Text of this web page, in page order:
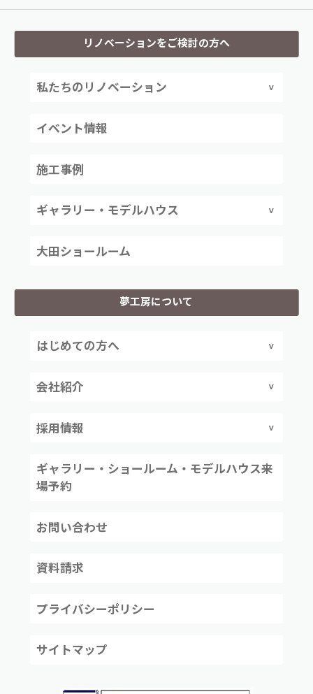
リノベーションをご検討の方へ
私たちのリノベーション
イベント情報
施工事例
ギャラリー・モデルハウス
大田ショールーム
夢工房について
はじめての方へ
会社紹介
採用情報
ギャラリー・ショールーム・モデルハウス来
場予約
お問い合わせ
資料請求
プライバシーポリシー
サイトマップ